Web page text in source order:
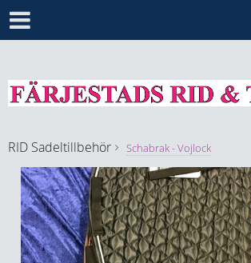
RID Sadeltillbehör Schabrak - Vojlock